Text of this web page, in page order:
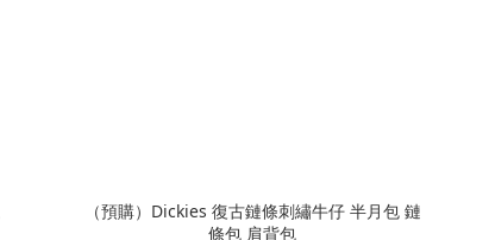
（預購）Dickies 復古鏈條刺繡牛仔 半月包 鏈
條包 肩背包